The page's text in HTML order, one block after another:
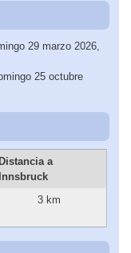
29 marzo 2026,
25 octubre
Distancia a
Innsbruck
3 km